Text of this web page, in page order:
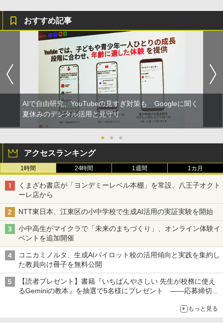
おすすめ記事
AIで自由研究、YouTubeの見すぎ対策も Googleに聞く
夏休みのデジタル活用と見守り
● ● ●
アクセスランキング
1時間 24時間 1週間 1カ月
くまざわ書店が「ヨンデミーレベル本棚」を常設、八王子オクト
ーレ店から
NTT東日本、江東区の小中学校で生成AI活用の実証実験を開始
小中高生がマイクラで「未来のまちづくり」、オンライン体験イ
ベントを追加開催
コニカミノルタ、生成AIパイロット校の活用傾向と実践を集約し
た教員向け冊子を無料公開
【読者プレゼント】書籍『いちばんやさしい 先生が校務に使え
るGeminiの教本』を抽選で5名様にプレゼント ――応募締切は
もっと見る